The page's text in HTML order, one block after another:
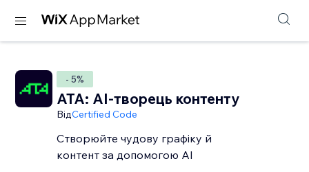
- 5%
ATA: AI-творець контенту
ВідCertified Code
Створюйте чудову графіку й
контент за допомогою AI